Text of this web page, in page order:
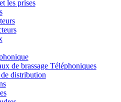
les prises
de brassage Téléphoniques
distribution